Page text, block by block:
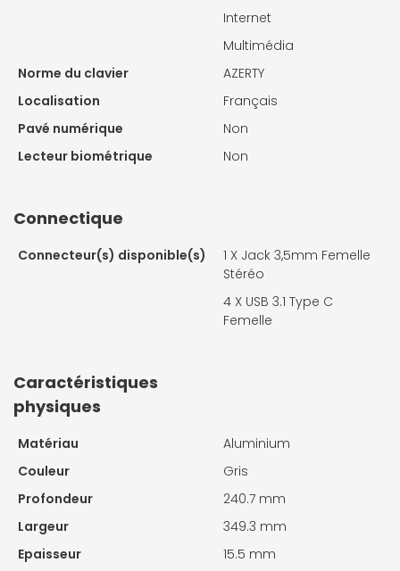
Internet
Multimédia
Norme du clavier
AZERTY
Localisation
Français
Pavé numérique
Non
Lecteur biométrique
Non
Connectique
Connecteur(s) disponible(s) 1 X Jack 3,5mm Femelle
Stéréo
4 X USB 3.1 Type C
Femelle
Caractéristiques
physiques
Matériau
Aluminium
Couleur
Gris
Profondeur
240.7 mm
Largeur
349.3 mm
Epaisseur
15.5 mm